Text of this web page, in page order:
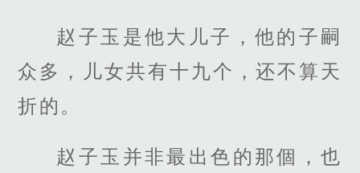
赵子玉是他大儿子，他的子嗣
众多，儿女共有十九个，还不算天
折的。
赵子玉并非最出色的那個，也